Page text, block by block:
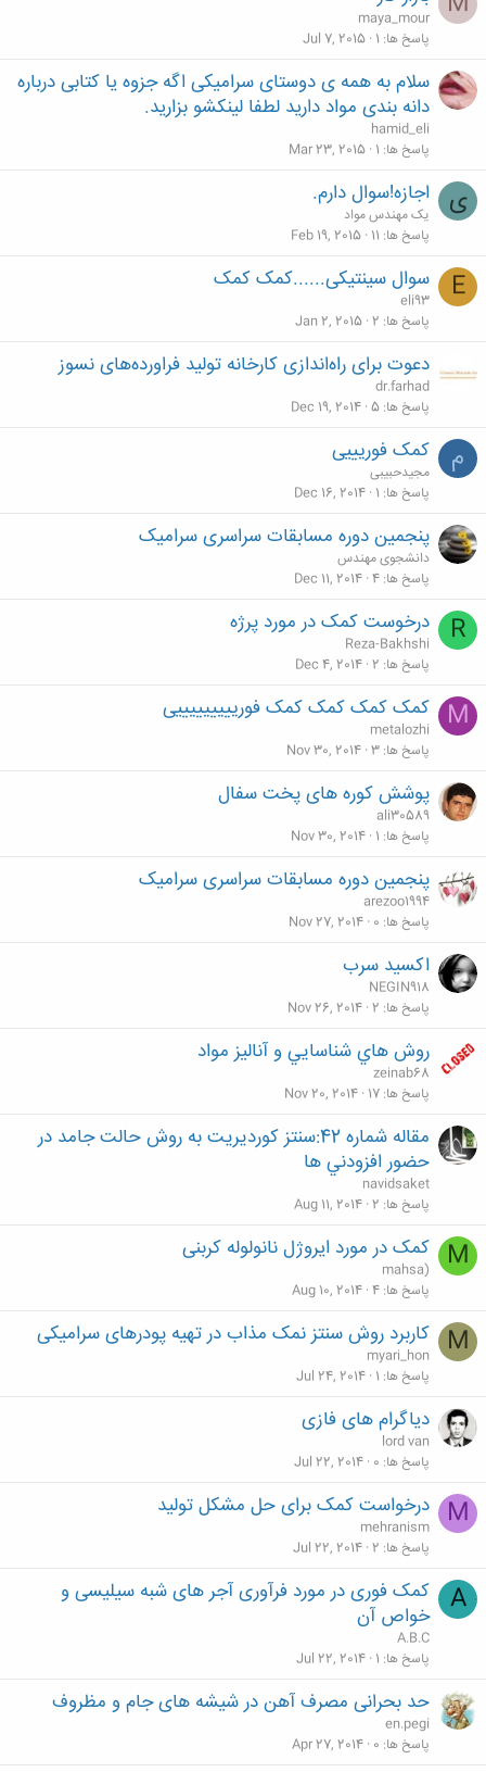
maya_mour
پاسخ ها 1
Jul 7, 2015
سلام به همه ی دوستای سرامیکی اگه جزوه یا کتابی درباره
دانه بندی مواد دارید لطفا لینکشو بزارید.
hamid_eli
پاسخ ها 1
Mar 23, 2015
ی اجازه!سوال دارم.
یک مهندس مواد
پاسخ ها 11
Feb 19, 2015
E سوال سینتیکی......کمک کمک
eli93
پاسخ ها 2
Jan 2, 2015
دعوت برای راه‌اندازی کارخانه تولید فراورده‌های نسوز
dr.farhad
پاسخ ها 5
Dec 19, 2014
م کمک فوریییی
مجیدحبیبی
پاسخ ها 1
Dec 16, 2014
پنجمین دوره مسابقات سراسری سرامیک
دانشجوی مهندس
پاسخ ها 4
Dec 11, 2014
R درخوست کمک در مورد پرژه
Reza-Bakhshi
پاسخ ها 2
Dec 4, 2014
M کمک کمک کمک کمک فوریییییییییی
metalozhi
پاسخ ها 3
Nov 30, 2014
پوشش کوره های پخت سفال
ali30589
پاسخ ها 1
Nov 30, 2014
پنجمین دوره مسابقات سراسری سرامیک
arezoo1994
پاسخ ها 0
Nov 27, 2014
اکسید سرب
NEGIN918
پاسخ ها 2
Nov 26, 2014
روش هاي شناسايي و آناليز مواد
zeinab68
پاسخ ها 17
Nov 20, 2014
مقاله شماره 42:سنتز كورديريت به روش حالت جامد در
حضور افزودني ها
navidsaket
پاسخ ها 2
Aug 11, 2014
M کمک در مورد ایروژل نانولوله کربنی
mahsa)
پاسخ ها 4
Aug 10, 2014
M کاربرد روش سنتز نمک مذاب در تهیه پودرهای سرامیکی
myari_hon
پاسخ ها 1
Jul 24, 2014
دیاگرام های فازی
lord van
پاسخ ها 0
Jul 22, 2014
M درخواست کمک برای حل مشکل تولید
mehranism
پاسخ ها 2
Jul 22, 2014
A
کمک فوری در مورد فرآوری آجر های شبه سیلیسی و
خواص آن
A.B.C
پاسخ ها 1
Jul 22, 2014
حد بحرانی مصرف آهن در شیشه های جام و مظروف
en.pegi
پاسخ ها 0
Apr 27, 2014